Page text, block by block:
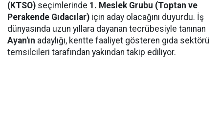
(KTSO) seçimlerinde 1. Meslek Grubu (Toptan ve
Perakende Gıdacılar) için aday olacağını duyurdu. İş
dünyasında uzun yıllara dayanan tecrübesiyle tanınan
Ayan'ın adaylığı, kentte faaliyet gösteren gıda sektörü
temsilcileri tarafından yakından takip ediliyor.